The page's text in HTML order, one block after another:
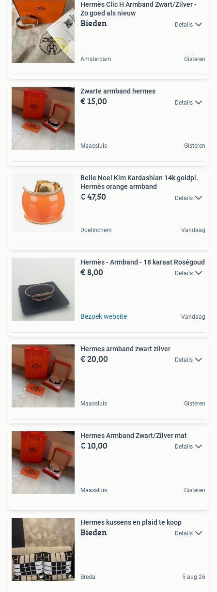
Hermès Clic H Armband Zwart/Zilver -
Zo goed als nieuw
Bieden Details
Amsterdam Gisteren
Zwarte armband hermes
€ 15,00 Details
Maassluis Gisteren
Belle Noel Kim Kardashian 14k goldpl.
Hermès orange armband
€ 47,50 Details
Doetinchem Vandaag
Hermès - Armband - 18 karaat Roségoud
€ 8,00 Details
Bezoek website Vandaag
Hermes armband zwart zilver
€ 20,00 Details
Maassluis Gisteren
Hermes Armband Zwart/Zilver mat
€ 10,00 Details
Maassluis Gisteren
Hermes kussens en plaid te koop
Bieden Details
Breda 5 aug 26